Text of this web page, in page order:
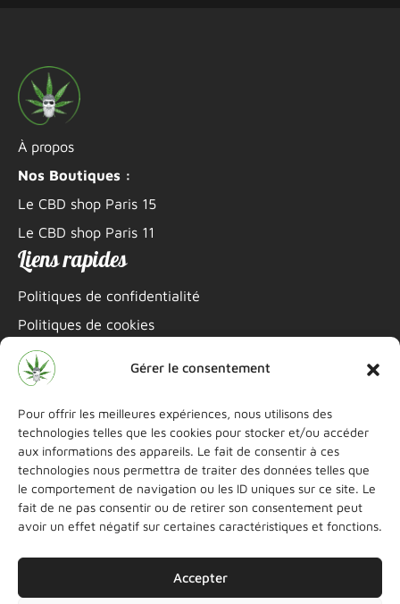
Gérer le consentement
Pour offrir les meilleures expériences, nous utilisons des
technologies telles que les cookies pour stocker et/ou accéder
aux informations des appareils. Le fait de consentir à ces
technologies nous permettra de traiter des données telles que
le comportement de navigation ou les ID uniques sur ce site. Le
fait de ne pas consentir ou de retirer son consentement peut
avoir un effet négatif sur certaines caractéristiques et fonctions.
Accepter
À propos
Nos Boutiques :
Le CBD shop Paris 15
Le CBD shop Paris 11
Liens rapides
Politiques de confidentialité
Politiques de cookies
Mentions légales
Informations de contact
06 22 69 15 46
littleshopcbd@gmail.com
Instagram Boutique Paris 11
Instagram